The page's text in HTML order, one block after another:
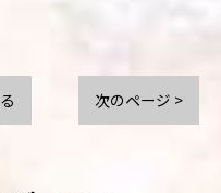
次のページ >